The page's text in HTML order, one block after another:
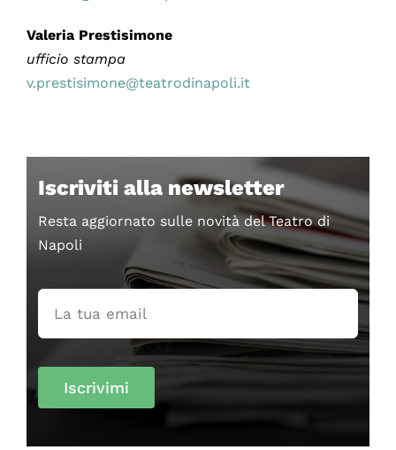
Valeria Prestisimone
ufficio stampa
v.prestisimone@teatrodinapoli.it
Iscriviti alla newsletter
Resta aggiornato sulle novità del Teatro di
Napoli
Iscrivimi